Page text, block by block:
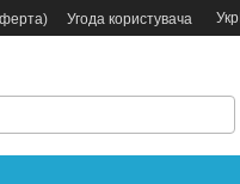
Угода користувача Укр